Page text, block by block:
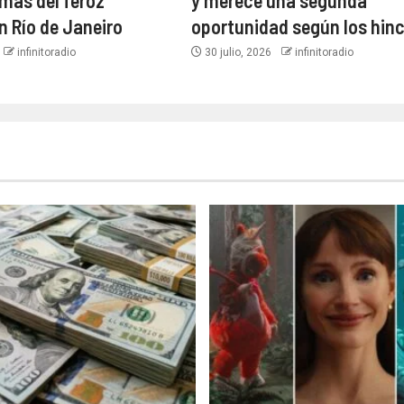
Río de Janeiro
infinitoradio
oportunidad según los
30 julio, 2026 infinitoradio